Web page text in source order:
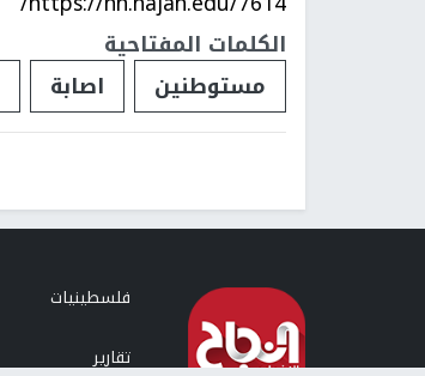
الكلمات المفتاحية
مستوطنين
اصابة
فلسطينيات
تقارير